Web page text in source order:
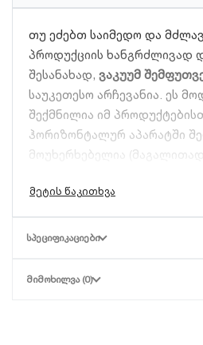
შესანახად.
უპირატესობა:
შენახვის ვადას და
თუ ეძებთ საიმედო და
პროდუქციის ხანგრძლივად
შესანახად, ვაკუუმ
საუკეთესო არჩევანია. ეს
შექმნილია იმ
ჰორიზონტალურ აპარატში
მოუხერხებელია (მაგალითად:
პროდუქტები).
მყარი და ჰიგიენური
უჟანგავი ფოლადისგან,
ᲡᲞᲔᲪᲘᲤᲘᲙᲐᲪᲘᲔᲑᲘ
ᲛᲘᲛᲝᲮᲘᲚᲕᲐ (0)